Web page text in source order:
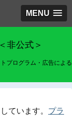
MENU
非公式＞
プログラム・広告による
ています。 プラ